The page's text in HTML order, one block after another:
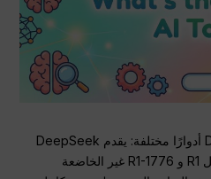
يلعب Perplexity و DeepSeek أدوارًا مختلفة: يقدم DeepSeek
نماذج استدلال مفتوحة الوزن مثل R1 و R1-1776 غير الخاضعة